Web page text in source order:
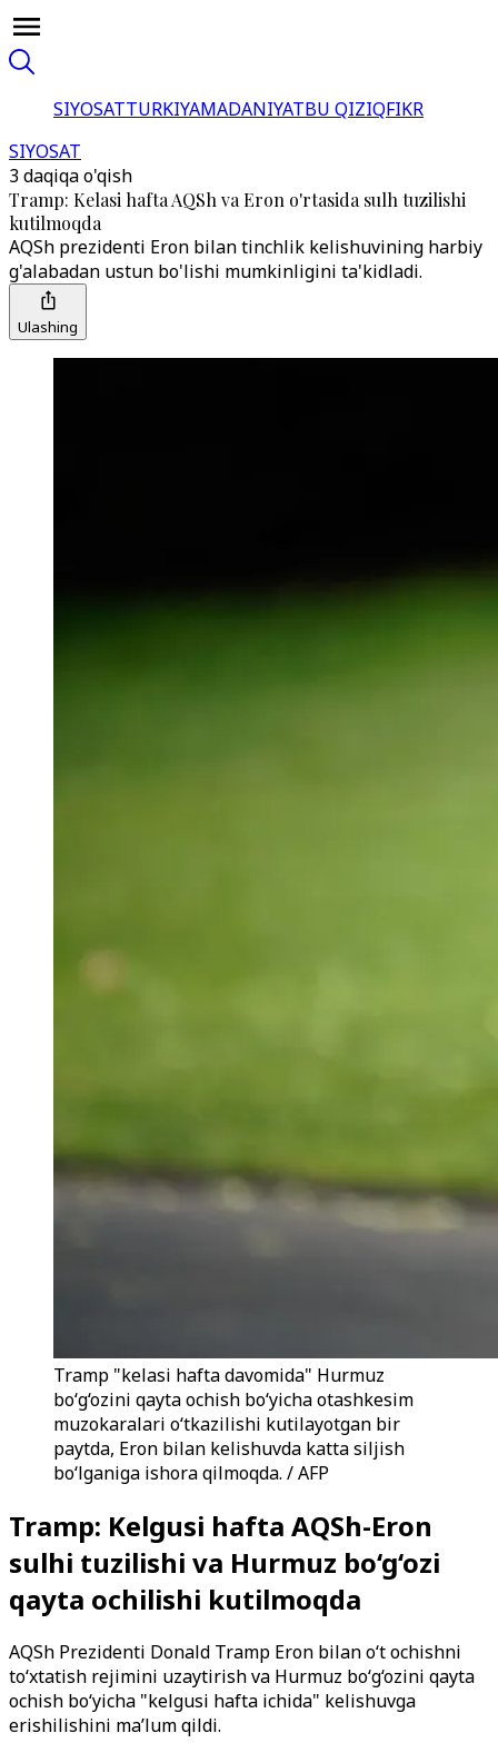
SIYOSATTURKIYAMADANIYATBU QIZIQFIKR
SIYOSAT
3 daqiqa o'qish
Tramp: Kelasi hafta AQSh va Eron o'rtasida sulh tuzilishi
kutilmoqda
AQSh prezidenti Eron bilan tinchlik kelishuvining harbiy
g'alabadan ustun bo'lishi mumkinligini ta'kidladi.
Ulashing
Tramp "kelasi hafta davomida" Hurmuz
bo‘g‘ozini qayta ochish bo‘yicha otashkesim
muzokaralari o‘tkazilishi kutilayotgan bir
paytda, Eron bilan kelishuvda katta siljish
bo‘lganiga ishora qilmoqda. / AFP
Tramp: Kelgusi hafta AQSh-Eron
sulhi tuzilishi va Hurmuz bo‘g‘ozi
qayta ochilishi kutilmoqda
AQSh Prezidenti Donald Tramp Eron bilan o‘t ochishni
to‘xtatish rejimini uzaytirish va Hurmuz bo‘g‘ozini qayta
ochish bo‘yicha "kelgusi hafta ichida" kelishuvga
erishilishini ma’lum qildi.